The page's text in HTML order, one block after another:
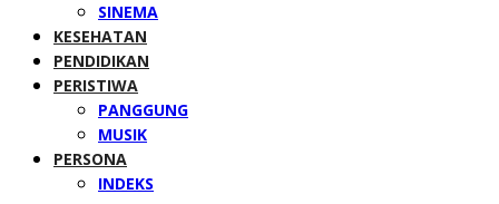
SINEMA
KESEHATAN
PENDIDIKAN
PERISTIWA
PANGGUNG
MUSIK
PERSONA
INDEKS